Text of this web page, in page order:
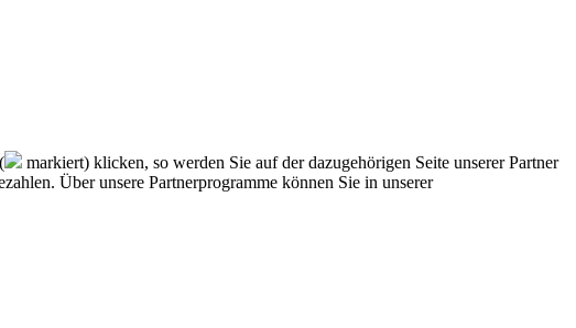
markiert) klicken, so werden Sie auf der dazugehörigen Seite unserer Partner
Über unsere Partnerprogramme können Sie in unserer